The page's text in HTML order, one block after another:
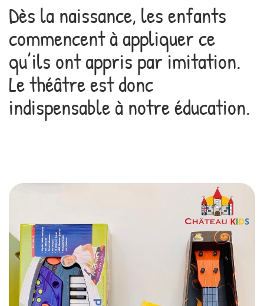
Dès la naissance, les enfants
commencent à appliquer ce
qu’ils ont appris par imitation.
Le théâtre est donc
indispensable à notre éducation.